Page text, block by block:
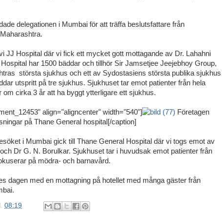
delegationen i Mumbai för att träffa beslutsfattare från
JJ Hospital där vi fick ett mycket gott mottagande av Dr. Lahahni
har 1500 bäddar och tillhör Sir Jamsetjee Jeejebhoy Group,
största sjukhus och ett av Sydostasiens största publika sjukhus
utspritt på tre sjukhus. Sjukhuset tar emot patienter från hela
om cirka 3 år att ha byggt ytterligare ett sjukhus.
align="aligncenter" width="540"]
Företagen
på Thane General hospital[/caption]
i Mumbai gick till Thane General Hospital där vi togs emot av
Dr G. N. Borulkar. Sjukhuset tar i huvudsak emot patienter från
på mödra- och barnavård.
dagen med en mottagning på hotellet med många gäster från
08:19